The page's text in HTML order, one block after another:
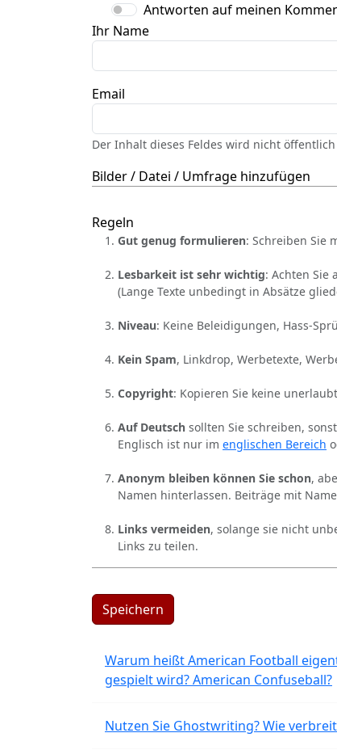
Antworten auf meinen
Ihr Name
Email
Der Inhalt dieses Feldes wird nicht
Bilder / Datei / Umfrage hinzufügen
Regeln
Gut genug formulieren: Schreiben Sie
Lesbarkeit ist sehr wichtig: Achten Sie
(Lange Texte unbedingt in Absätze
Niveau: Keine Beleidigungen, Hass-
Kein Spam, Linkdrop, Werbetexte,
Copyright: Kopieren Sie keine
Auf Deutsch sollten Sie schreiben,
Englisch ist nur im englischen Bereich
Anonym bleiben können Sie schon,
Namen hinterlassen. Beiträge mit
Links vermeiden, solange sie nicht
Links zu teilen.
Speichern
Warum heißt American Football
gespielt wird? American Confuseball?
Nutzen Sie Ghostwriting? Wie